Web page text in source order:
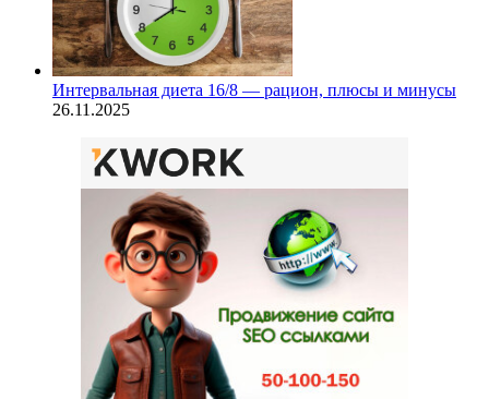
Интервальная диета 16/8 — рацион, плюсы и минусы
26.11.2025